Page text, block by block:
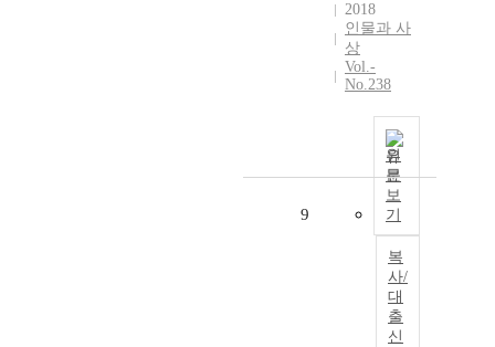
2018
인물과 사
상
Vol.-
No.238
원
문
보
기
복
사/
대
출
신
9